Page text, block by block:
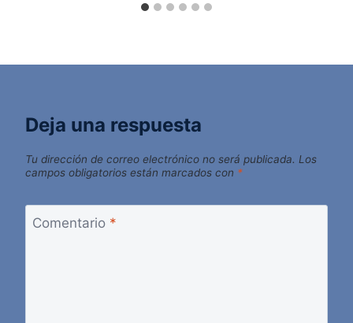
Deja una respuesta
Tu dirección de correo electrónico no será publicada. Los
campos obligatorios están marcados con *
Comentario *